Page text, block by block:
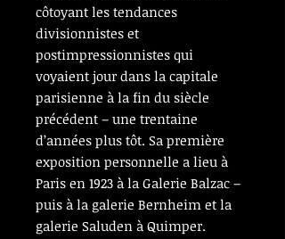
côtoyant les tendances
divisionnistes et
postimpressionnistes qui
voyaient jour dans la capitale
parisienne à la fin du siècle
précédent – une trentaine
d’années plus tôt. Sa première
exposition personnelle a lieu à
Paris en 1923 à la Galerie Balzac –
puis à la galerie Bernheim et la
galerie Saluden à Quimper.